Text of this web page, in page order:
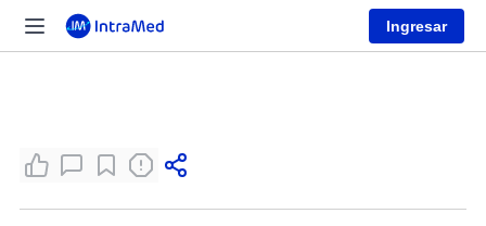
Ingresar